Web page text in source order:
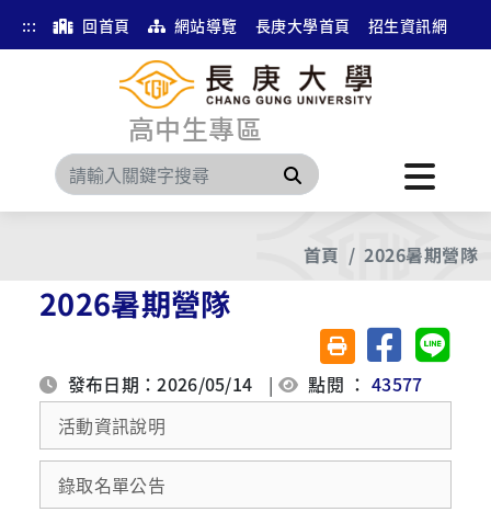
::: 回首頁 網站導覽 長庚大學首頁 招生資訊網
高中生專區
搜尋
首頁 2026暑期營隊
2026暑期營隊
友善列印(另開視窗)
分享至臉書分享
發布日期：2026/05/14 | 點閱 ：43577
活動資訊說明
錄取名單公告